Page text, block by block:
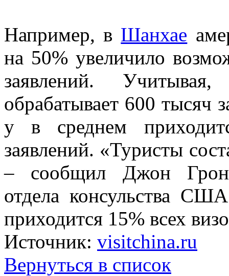
Например, в Шанхае
на 50% увеличило
заявлений.
обрабатывает 600 тысяч
у в среднем
заявлений. «Туристы
– сообщил Джон
отдела консульства
приходится 15% всех
Источник: visitchina.ru
Вернуться в список